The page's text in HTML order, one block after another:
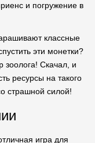
и погружение в
классные
эти монетки?
зоолога! Скачал, и
ресурсы на такого
страшной силой!
игра для